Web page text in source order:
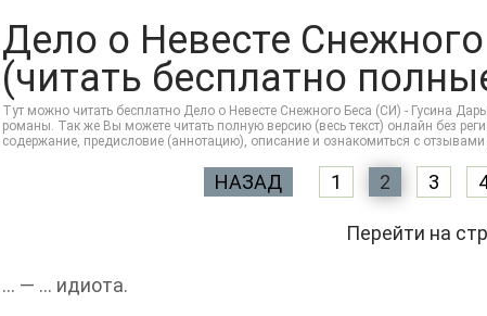
Дело о Невесте
(читать бесплатно
Тут можно читать бесплатно Дело о Невесте Снежного Беса (СИ) - Гусина
романы. Так же Вы можете читать полную версию (весь текст) онлайн без
содержание, предисловие (аннотацию), описание и ознакомиться с
НАЗАД 1 2 3
Перейти на
… — … идиота.